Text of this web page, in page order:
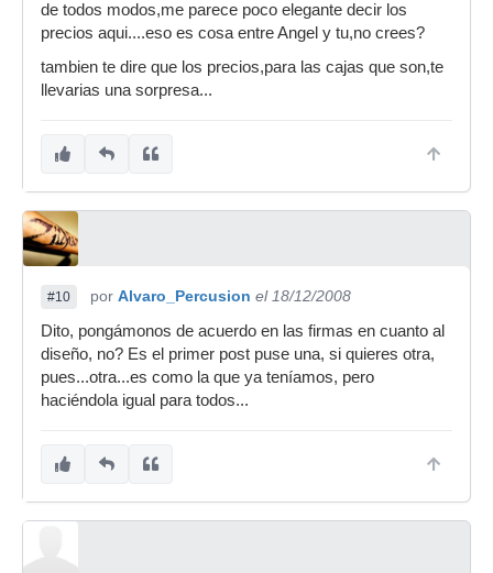
de todos modos,me parece poco elegante decir los
precios aqui....eso es cosa entre Angel y tu,no crees?
tambien te dire que los precios,para las cajas que son,te
llevarias una sorpresa...
#10 por Alvaro_Percusion el 18/12/2008
Dito, pongámonos de acuerdo en las firmas en cuanto al
diseño, no? Es el primer post puse una, si quieres otra,
pues...otra...es como la que ya teníamos, pero
haciéndola igual para todos...